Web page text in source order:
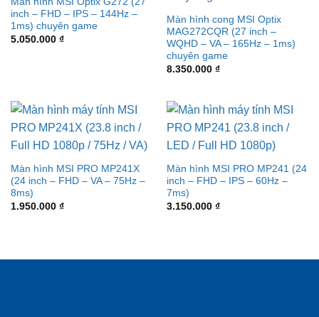
inch – FHD – IPS – 144Hz –
1ms) chuyên game
5.050.000 ₫
Màn hình cong MSI Optix
MAG272CQR (27 inch –
WQHD – VA – 165Hz – 1ms)
chuyên game
8.350.000 ₫
Màn hình MSI PRO MP241X
(24 inch – FHD – VA – 75Hz –
8ms)
1.950.000 ₫
Màn hình MSI PRO MP241 (24
inch – FHD – IPS – 60Hz –
7ms)
3.150.000 ₫